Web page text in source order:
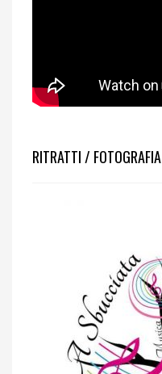
RITRATTI / FOTOGRAFIA